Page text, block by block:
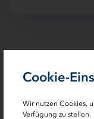
Cookie-
Wir nutzen Cookies,
Verfügung zu stellen.
dient der